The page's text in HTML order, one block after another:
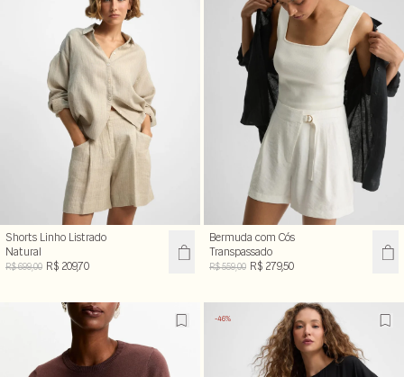
Shorts Linho Listrado
Natural
R$ 699,00 R$ 209,70
Bermuda com Cós
Transpassado
R$ 559,00 R$ 279,50
-46%